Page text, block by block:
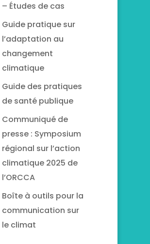
– Études de cas
Guide pratique sur
l’adaptation au
changement
climatique
Guide des pratiques
de santé publique
Communiqué de
presse : Symposium
régional sur l’action
climatique 2025 de
l’ORCCA
Boîte à outils pour la
communication sur
le climat